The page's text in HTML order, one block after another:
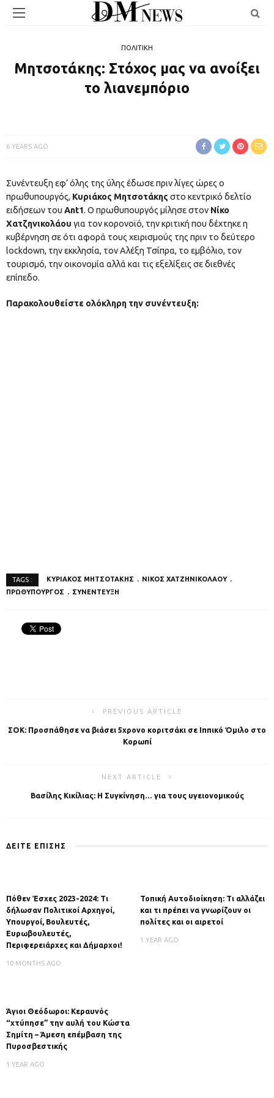
ΠΟΛΙΤΙΚΗ
Mητσοτάκης: Στόχος μας να ανοίξει
το λιανεμπόριο
6 YEARS AGO
Συνέντευξη εφ’ όλης της ύλης έδωσε πριν λίγες ώρες ο
πρωθυπουργός, Κυριάκος Μητσοτάκης στο κεντρικό δελτίο
ειδήσεων του Ant1. Ο πρωθυπουργός μίλησε στον Νίκο
Χατζηνικολάου για τον κορονοϊό, την κριτική που δέχτηκε η
κυβέρνηση σε ότι αφορά τους χειρισμούς της πριν το δεύτερο
lockdown, την εκκλησία, τον Αλέξη Τσίπρα, το εμβόλιο, τον
τουρισμό, την οικονομία αλλά και τις εξελίξεις σε διεθνές
επίπεδο.
Παρακολουθείστε ολόκληρη την συνέντευξη:
TAGS : ΚΥΡΙΑΚΟΣ ΜΗΤΣΟΤΑΚΗΣ
ΝΙΚΟΣ ΧΑΤΖΗΝΙΚΟΛΑΟΥ
ΠΡΩΘΥΠΟΥΡΓΟΣ
ΣΥΝΕΝΤΕΥΞΗ
PREVIOUS ARTICLE
ΣΟΚ: Προσπάθησε να βιάσει 5χρονο κοριτσάκι σε Ιππικό Όμιλο στο
Κορωπί
NEXT ARTICLE
Βασίλης Κικίλιας: Η Συγκίνηση… για τους υγειονομικούς
ΔΕΙΤΕ ΕΠΙΣΗΣ
Πόθεν Έσχες 2023-2024: Τι
δήλωσαν Πολιτικοί Αρχηγοί,
Υπουργοί, Βουλευτές,
Ευρωβουλευτές,
Περιφερειάρχες και Δήμαρχοι!
10 MONTHS AGO
Τοπική Αυτοδιοίκηση: Τι αλλάζει
και τι πρέπει να γνωρίζουν οι
πολίτες και οι αιρετοί
1 YEAR AGO
Άγιοι Θεόδωροι: Κεραυνός
“χτύπησε” την αυλή του Κώστα
Σημίτη – Άμεση επέμβαση της
Πυροσβεστικής
1 YEAR AGO